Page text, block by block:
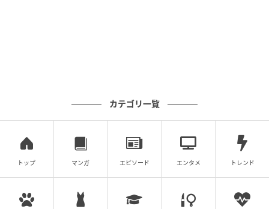
カテゴリ一覧
トップ マンガ エピソード エンタメ トレンド